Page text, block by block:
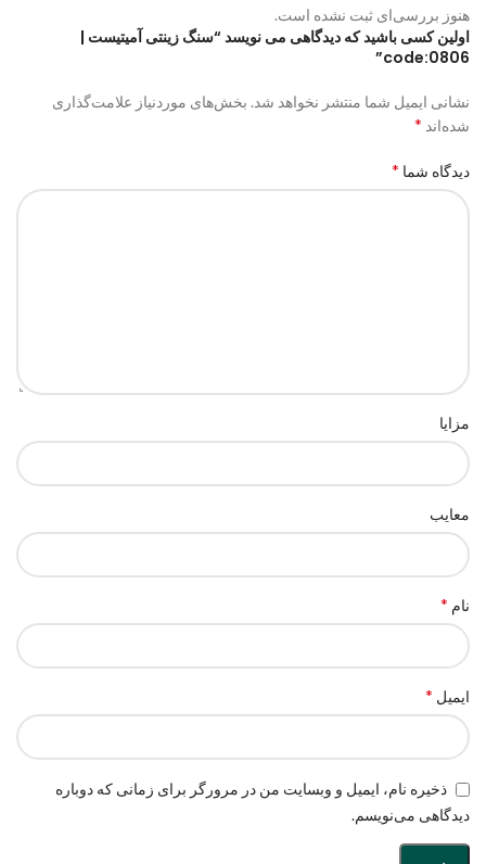
هنوز بررسی‌ای ثبت نشده است.
اولین کسی باشید که دیدگاهی می نویسد “سنگ زینتی آمیتیست |
code:0806”
نشانی ایمیل شما منتشر نخواهد شد. بخش‌های موردنیاز علامت‌گذاری
شده‌اند *
دیدگاه شما *
مزایا
معایب
نام *
ایمیل *
ذخیره نام، ایمیل و وبسایت من در مرورگر برای زمانی که دوباره
دیدگاهی می‌نویسم.